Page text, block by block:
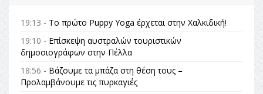
19:13 - Το πρώτο Puppy Yoga έρχεται στην Χαλκιδική!
19:10 - Επίσκεψη αυστραλών τουριστικών
δημοσιογράφων στην Πέλλα
18:56 - Βάζουμε τα μπάζα στη θέση τους –
Προλαμβάνουμε τις πυρκαγιές